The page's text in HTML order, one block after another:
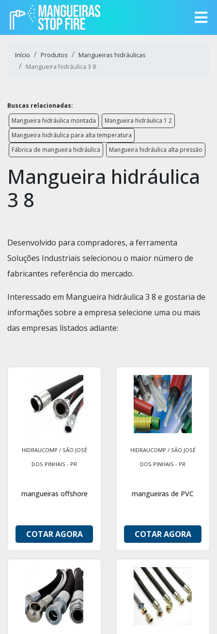
Início Produtos
Mangueiras hidráulicas
Mangueira hidráulica 3 8
Buscas relacionadas:
Mangueira hidráulica montada
Mangueira hidráulica 1 2
Mangueira hidráulica para alta temperatura
Fábrica de mangueira hidráulica
Mangueira hidráulica alta pressão
Mangueira hidráulica
3 8
Desenvolvido para compradores, a ferramenta
Soluções Industriais selecionou o maior número de
fabricantes referência do mercado.
Interessado em Mangueira hidráulica 3 8 e gostaria de
informações sobre a empresa selecione uma ou mais
das empresas listados adiante:
HIDRAUCOMP / SÃO JOSÉ
DOS PINHAIS - PR
mangueiras offshore
COTAR AGORA
HIDRAUCOMP / SÃO JOSÉ
DOS PINHAIS - PR
mangueiras de PVC
COTAR AGORA